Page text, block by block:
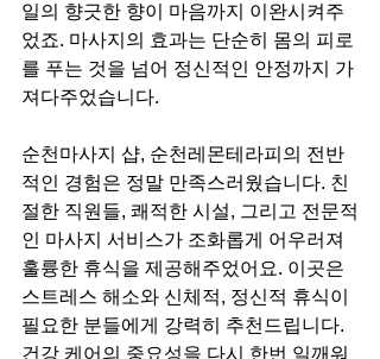
일의 향긋한 향이 마음까지 이완시켜주
었죠. 마사지의 효과는 단순히 몸의 피로
를 푸는 것을 넘어 정신적인 안정까지 가
져다주었습니다.
순천마사지 샵, 순천레몬테라피의 전반
적인 경험은 정말 만족스러웠습니다. 친
절한 직원들, 쾌적한 시설, 그리고 전문적
인 마사지 서비스가 조화롭게 어우러져
훌륭한 휴식을 제공해주었어요. 이곳은
스트레스 해소와 신체적, 정신적 휴식이
필요한 분들에게 강력히 추천드립니다.
건강 케어의 중요성을 다시 한번 일깨워